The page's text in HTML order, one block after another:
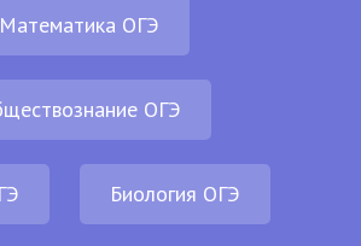
Математика ОГЭ
ОГЭ
Биология ОГЭ